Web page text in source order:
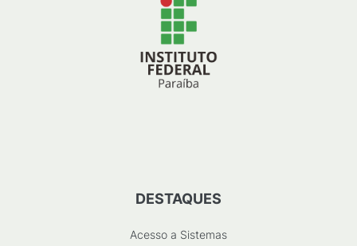
DESTAQUES
Acesso a Sistemas